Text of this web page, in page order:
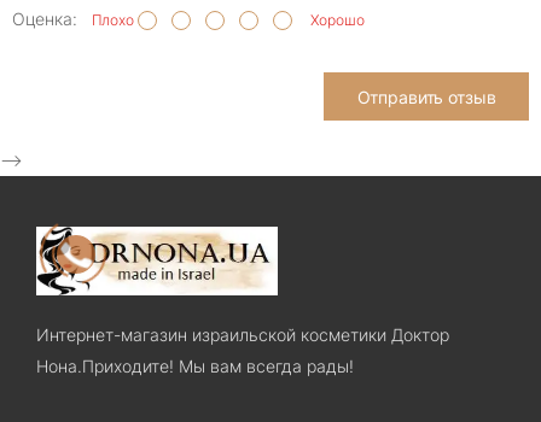
Оценка: Плохо Хорошо
Отправить отзыв
-->
Интернет-магазин израильской косметики Доктор
Нона.Приходите! Мы вам всегда рады!